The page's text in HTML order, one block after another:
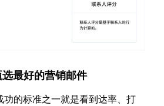
最好的营销邮件
功的标准之一就是看到达率、打